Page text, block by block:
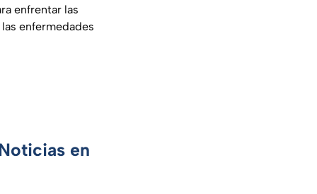
enfrentar las
enfermedades
en